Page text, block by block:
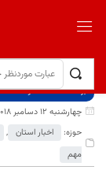
برگ نخست نوشته‌ها
چهارشنبه 12 دسامبر 2018
حوزه:
اخبار استان ,
مهم